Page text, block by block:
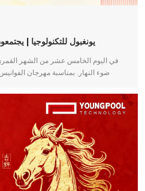
يونغبول للتكنولوجيا |
في اليوم الخامس عشر من الشهر القمري
ضوء النهار. بمناسبة مهرجان
يرمز مهرجان الفوانيس إلى لمّ الشمل
يؤدي إلى تدفق مستمر من الطلبات!
باستمرار! يتألق عملك بشكل رائع مثل
ومستداماً! انطلاقاً من تطلعاتنا الأصلية
عام 2026، يونغبول تكنولوجيا
وأداء المعدات الأكثر موثوقية، ودعم
لخلق مستقبل مربح للجميع. أتمنى لكم عيد